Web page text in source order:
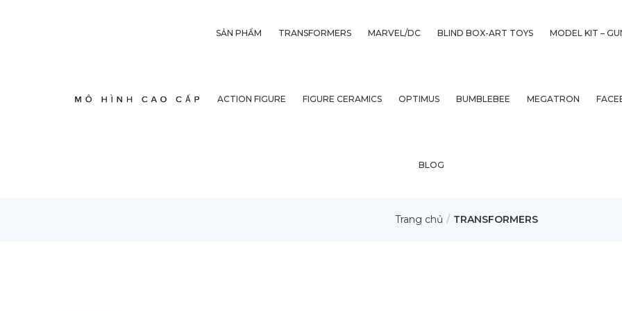
SẢN PHẨM TRANSFORMERS MARVEL/DC BLIND BOX-ART TOYS MODEL KIT –
ACTION FIGURE FIGURE CERAMICS OPTIMUS BUMBLEBEE MEGATRON
BLOG
Trang chủ TRANSFORMERS